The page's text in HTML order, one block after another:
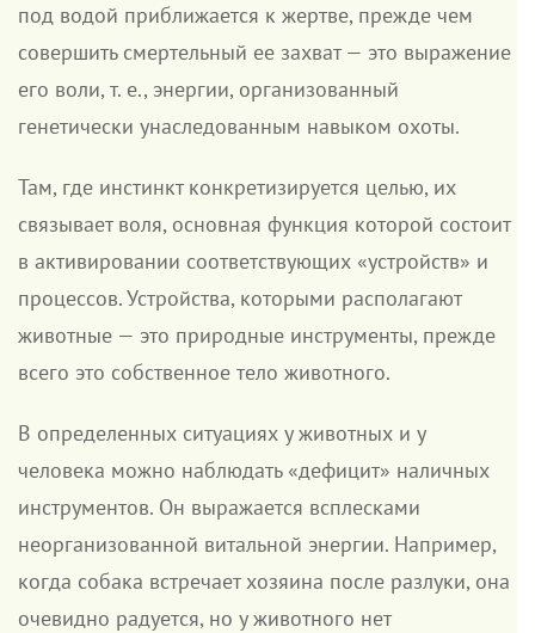
под водой приближается к жертве, прежде чем
совершить смертельный ее захват — это выражение
его воли, т. е., энергии, организованный
генетически унаследованным навыком охоты.
Там, где инстинкт конкретизируется целью, их
связывает воля, основная функция которой состоит
в активировании соответствующих «устройств» и
процессов. Устройства, которыми располагают
животные — это природные инструменты, прежде
всего это собственное тело животного.
В определенных ситуациях у животных и у
человека можно наблюдать «дефицит» наличных
инструментов. Он выражается всплесками
неорганизованной витальной энергии. Например,
когда собака встречает хозяина после разлуки, она
очевидно радуется, но у животного нет